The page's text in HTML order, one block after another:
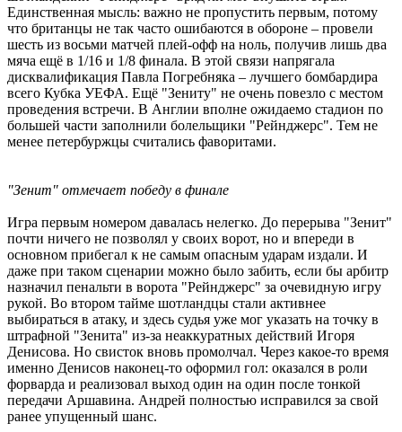
Единственная мысль: важно не пропустить первым, потому
что британцы не так часто ошибаются в обороне – провели
шесть из восьми матчей плей-офф на ноль, получив лишь два
мяча ещё в 1/16 и 1/8 финала. В этой связи напрягала
дисквалификация Павла Погребняка – лучшего бомбардира
всего Кубка УЕФА. Ещё "Зениту" не очень повезло с местом
проведения встречи. В Англии вполне ожидаемо стадион по
большей части заполнили болельщики "Рейнджерс". Тем не
менее петербуржцы считались фаворитами.
"Зенит" отмечает победу в финале
Игра первым номером давалась нелегко. До перерыва "Зенит"
почти ничего не позволял у своих ворот, но и впереди в
основном прибегал к не самым опасным ударам издали. И
даже при таком сценарии можно было забить, если бы арбитр
назначил пенальти в ворота "Рейнджерс" за очевидную игру
рукой. Во втором тайме шотландцы стали активнее
выбираться в атаку, и здесь судья уже мог указать на точку в
штрафной "Зенита" из-за неаккуратных действий Игоря
Денисова. Но свисток вновь промолчал. Через какое-то время
именно Денисов наконец-то оформил гол: оказался в роли
форварда и реализовал выход один на один после тонкой
передачи Аршавина. Андрей полностью исправился за свой
ранее упущенный шанс.